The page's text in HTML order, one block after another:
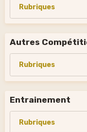
Autres
Entrainement